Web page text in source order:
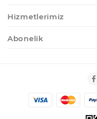
Hizmetlerimiz
Abonelik